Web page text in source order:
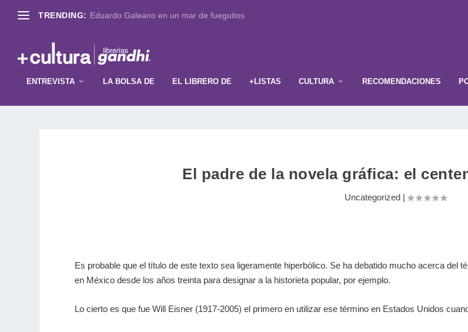
TRENDING: Eduardo Galeano en un mar de fueguitos
ENTREVISTA LA BOLSA DE EL LIBRERO DE +LISTAS CULTURA RECOMENDACIONES
El padre de la novela gráfica: el
Uncategorized
Es probable que el título de este texto sea ligeramente hiperbólico. Se ha debatido mucho acerca del
en México desde los años treinta para designar a la historieta popular, por ejemplo.
Lo cierto es que fue Will Eisner (1917-2005) el primero en utilizar ese término en Estados Unidos